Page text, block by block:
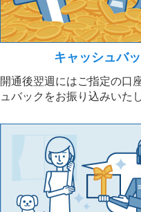
キャッシュバ
開通後翌週にはご指定の口
ュバックをお振り込みいた